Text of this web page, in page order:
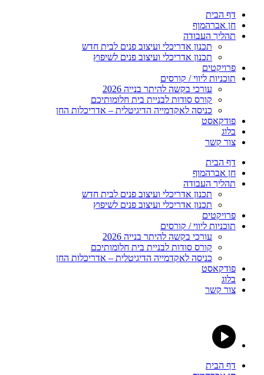
לתוכן
דף הבית
חן אברהמוף
תהליך העבודה
תכנון אדריכלי ועיצוב פנים לבית חדש
תכנון אדריכלי ועיצוב פנים לשיפוץ
פרויקטים
תוכניות ליווי / קורסים
עורכי בקשה להיתר בנייה 2026
קורס סודות לבניית בית חלומותיכם
כניסה לאקדמייה הדיגיטלית – אדריכלות החן
פודקאסט
בלוג
צור קשר
דף הבית
חן אברהמוף
תהליך העבודה
תכנון אדריכלי ועיצוב פנים לבית חדש
תכנון אדריכלי ועיצוב פנים לשיפוץ
פרויקטים
תוכניות ליווי / קורסים
עורכי בקשה להיתר בנייה 2026
קורס סודות לבניית בית חלומותיכם
כניסה לאקדמייה הדיגיטלית – אדריכלות החן
פודקאסט
בלוג
צור קשר
דף הבית